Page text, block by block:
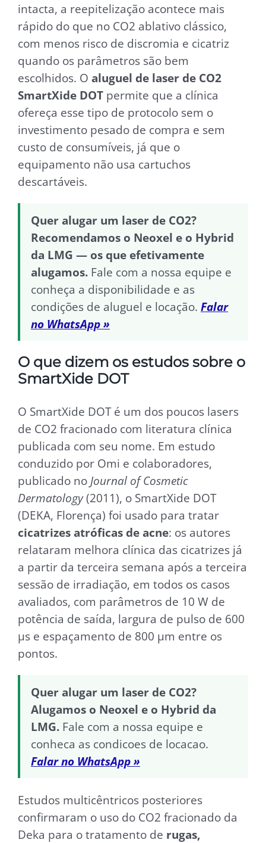
intacta, a reepitelização acontece mais
rápido do que no CO2 ablativo clássico,
com menos risco de discromia e cicatriz
quando os parâmetros são bem
escolhidos. O aluguel de laser de CO2
SmartXide DOT permite que a clínica
ofereça esse tipo de protocolo sem o
investimento pesado de compra e sem
custo de consumíveis, já que o
equipamento não usa cartuchos
descartáveis.
Quer alugar um laser de CO2?
Recomendamos o Neoxel e o Hybrid
da LMG — os que efetivamente
alugamos. Fale com a nossa equipe e
conheça a disponibilidade e as
condições de aluguel e locação. Falar
no WhatsApp »
O que dizem os estudos sobre o
SmartXide DOT
O SmartXide DOT é um dos poucos lasers
de CO2 fracionado com literatura clínica
publicada com seu nome. Em estudo
conduzido por Omi e colaboradores,
publicado no Journal of Cosmetic
Dermatology(2011), o SmartXide DOT
(DEKA, Florença) foi usado para tratar
cicatrizes atróficas de acne: os autores
relataram melhora clínica das cicatrizes já
a partir da terceira semana após a terceira
sessão de irradiação, em todos os casos
avaliados, com parâmetros de 10 W de
potência de saída, largura de pulso de 600
μs e espaçamento de 800 μm entre os
pontos.
Quer alugar um laser de CO2?
Alugamos o Neoxel e o Hybrid da
LMG. Fale com a nossa equipe e
conheca as condicoes de locacao.
Falar no WhatsApp »
Estudos multicêntricos posteriores
confirmaram o uso do CO2 fracionado da
Deka para o tratamento de rugas,